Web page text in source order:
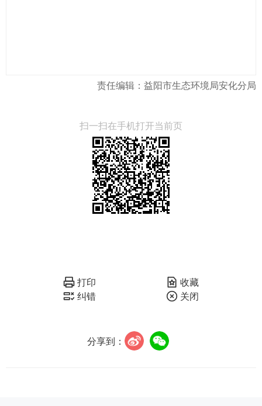
责任编辑：益阳市生态环境局安化分局
扫一扫在手机打开当前页
打印
收藏
纠错
关闭
分享到：